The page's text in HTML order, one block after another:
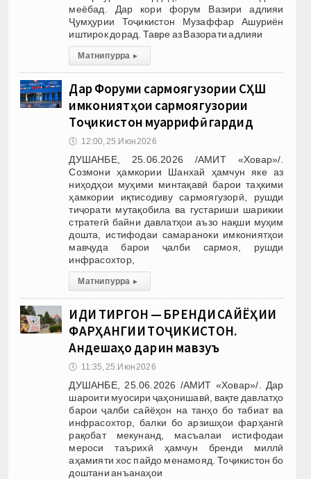
меёбад. Дар кори форум Вазири адлияи
Ҷумҳурии Тоҷикистон Музаффар Ашуриён
иштирок дорад. Тавре аз Вазорати адлияи
Матни пурра ▸
Дар Форуми сармоягузории СҲШ
имкониятҳои сармоягузории
Тоҷикистон муаррифӣ гардид
🕔 12:00, 25.Июн 2026
ДУШАНБЕ, 25.06.2026 /АМИТ «Ховар»/.
Созмони ҳамкории Шанхай ҳамчун яке аз
ниҳодҳои муҳими минтақавӣ барои таҳкими
ҳамкории иқтисодиву сармоягузорӣ, рушди
тиҷорати мутақобила ва густариши шарикии
стратегӣ байни давлатҳои аъзо нақши муҳим
дошта, истифодаи самараноки имкониятҳои
мавҷуда барои ҷалби сармоя, рушди
инфрасохтор,
Матни пурра ▸
ИДИ ТИРГОН — БРЕНДИ САЙЁҲИИ
ФАРҲАНГИИ ТОҶИКИСТОН.
Андешаҳо дар ин мавзуъ
🕔 11:35, 25.Июн 2026
ДУШАНБЕ, 25.06.2026 /АМИТ «Ховар»/. Дар
шароити муосири ҷаҳонишавӣ, вақте давлатҳо
барои ҷалби сайёҳон на танҳо бо табиат ва
инфрасохтор, балки бо арзишҳои фарҳангӣ
рақобат мекунанд, масъалаи истифодаи
мероси таърихӣ ҳамчун бренди миллӣ
аҳамияти хос пайдо менамояд. Тоҷикистон бо
доштани анъанаҳои